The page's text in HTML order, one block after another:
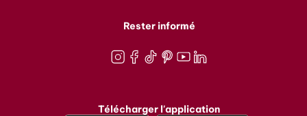
Rester informé
Télécharger l'application